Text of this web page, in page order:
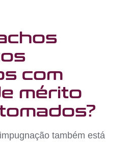
com
mérito
também está